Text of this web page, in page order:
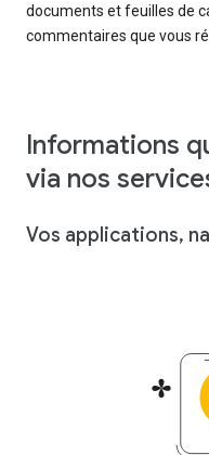
documents et feuilles de
commentaires que vous
Informations
via nos
Vos applications,